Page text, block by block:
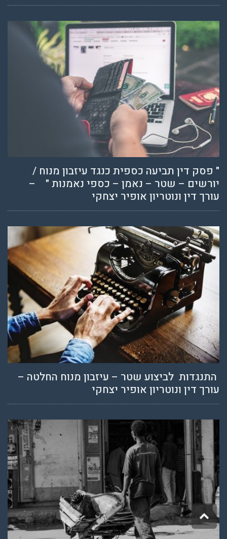
" פסק דין תביעה כספית כנגד עיזבון מנוח /
יורשים – שטר – נאמן – כספי נאמנות " –
עורך דין ונוטריון אופיר יצחקי
התנגדות לביצוע שטר – עיזבון מנוח החלטה –
עורך דין ונוטריון אופיר יצחקי
גלילה
לראש
העמוד